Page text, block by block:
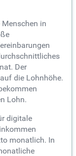
in
Der
die Lohnhöhe.
Lohn.
digitale
monatlich. In